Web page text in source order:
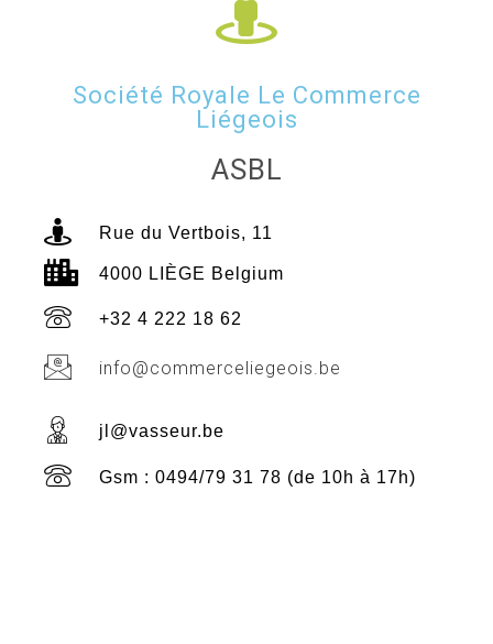
Société Royale Le Commerce
Liégeois
ASBL
Rue du Vertbois, 11
4000 LIÈGE Belgium
+32 4 222 18 62
info@commerceliegeois.be
jl@vasseur.be
Gsm : 0494/79 31 78 (de 10h à 17h)